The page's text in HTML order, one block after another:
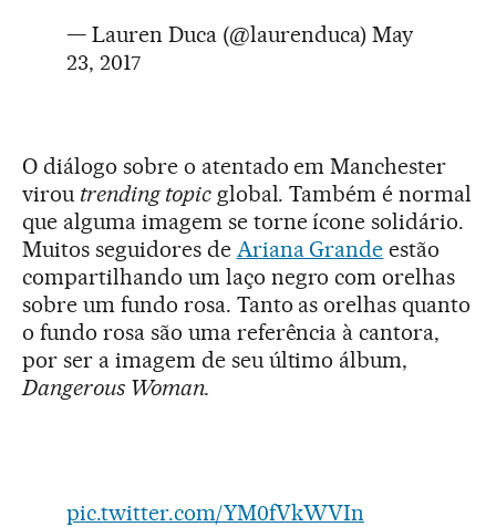
— Lauren Duca (@laurenduca) May
23, 2017
O diálogo sobre o atentado em Manchester
virou trending topicglobal. Também é normal
que alguma imagem se torne ícone solidário.
Muitos seguidores de Ariana Grande estão
compartilhando um laço negro com orelhas
sobre um fundo rosa. Tanto as orelhas quanto
o fundo rosa são uma referência à cantora,
por ser a imagem de seu último álbum,
Dangerous Woman.
pic.twitter.com/YM0fVkWVIn